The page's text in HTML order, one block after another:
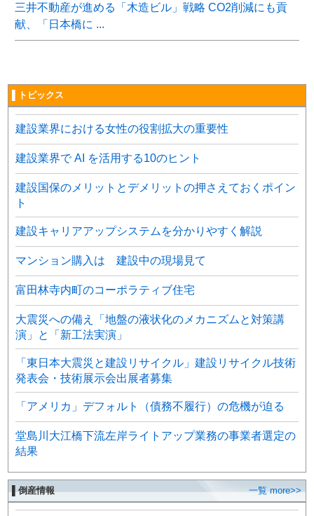
三井不動産が進める「木造ビル」戦略 CO2削減にも貢
献、「日本橋に ...
▌トピックス
建設業界における女性の役割拡大の重要性
建設業界で AI を活用する10のヒント
建設国保のメリットとデメリットの押さえておくポイン
ト
建設キャリアアップシステムを分かりやすく解説
マンション購入は 建設中の現場見て
富田林寺内町のコーポラティブ住宅
大震災への備え「地盤の液状化のメカニズムと対策講
演」と「新工法実演」
「東日本大震災と建設リサイクル」建設リサイクル技術
発表会・技術展示会出展者募集
「アメリカ」デフォルト（債務不履行）の危機が迫る
堂島川大江橋下流左岸ライトアップ業務の事業者選定の
結果
▌倒産情報 一覧 more>>